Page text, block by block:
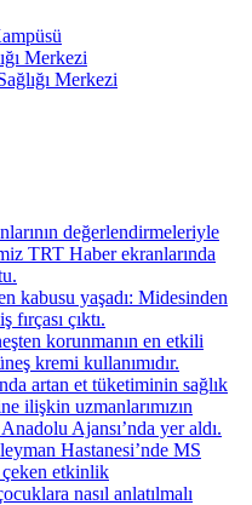
Merkezi
Merkezi
değerlendirmeleriyle
TRT Haber ekranlarında
kabusu yaşadı: Midesinden
fırçası çıktı.
korunmanın en etkili
kremi kullanımıdır.
artan et tüketiminin sağlık
ilişkin uzmanlarımızın
Ajansı’nda yer aldı.
Hastanesi’nde MS
çeken etkinlik
nasıl anlatılmalı